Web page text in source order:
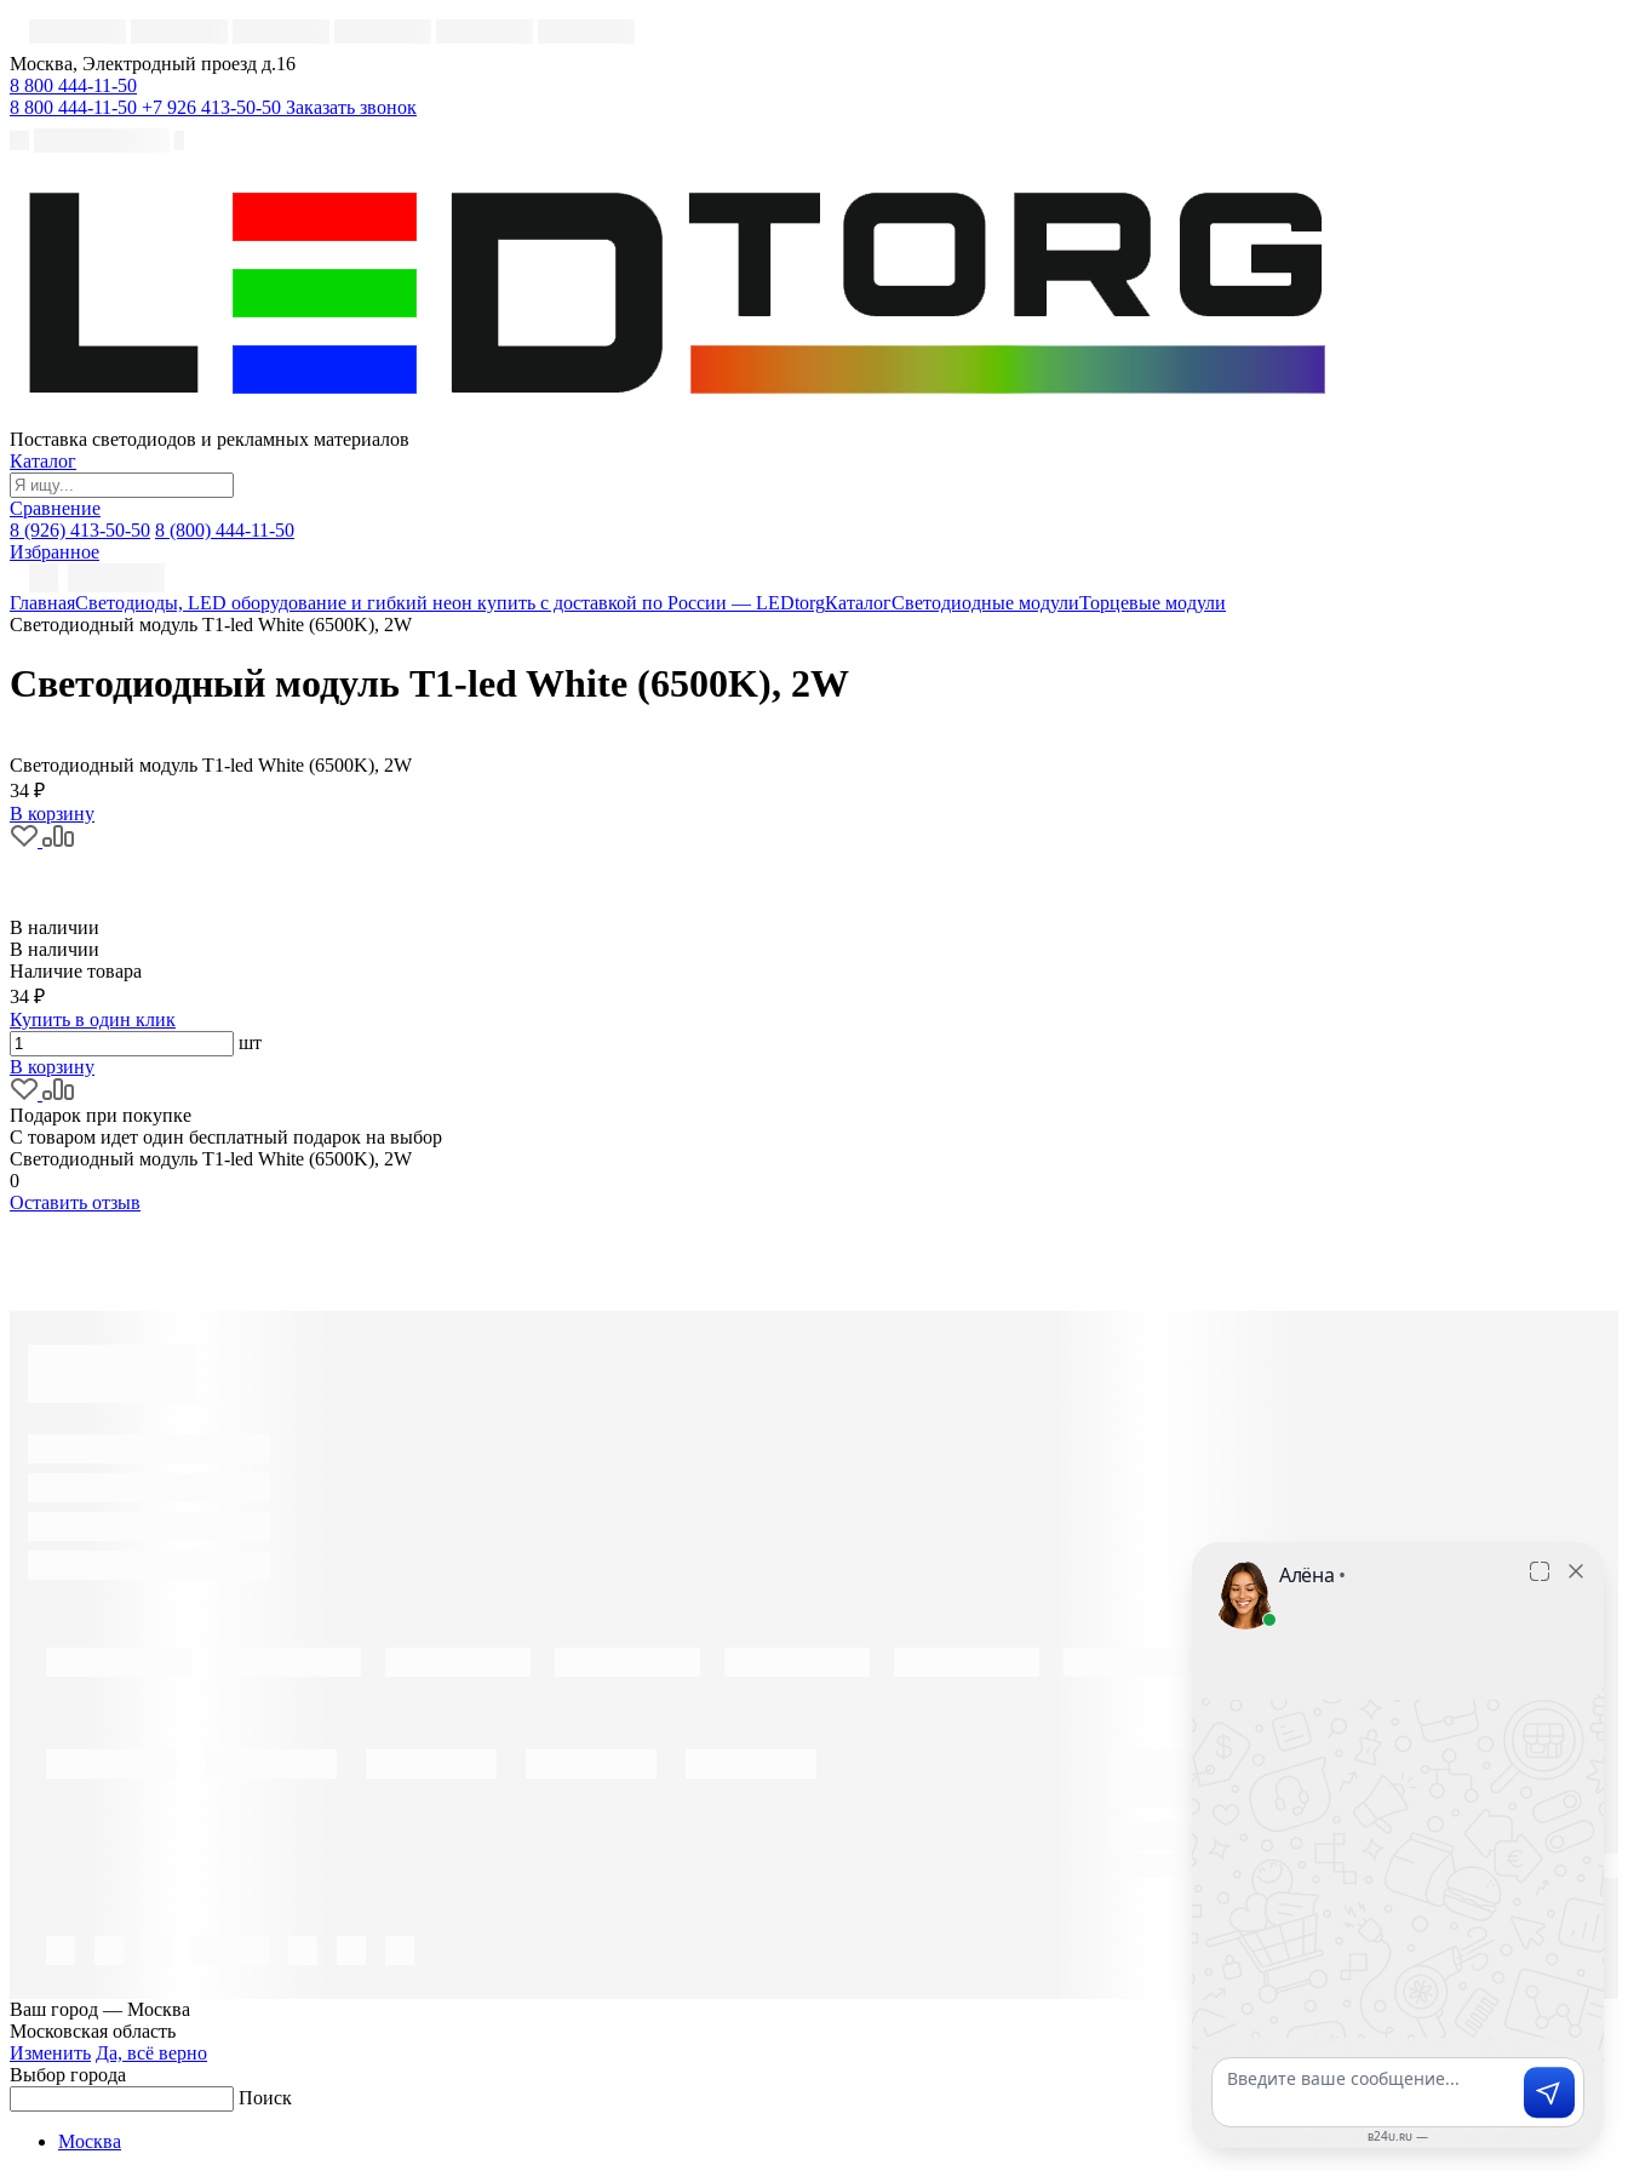
Москва, Электродный проезд д.16
8 800 444-11-50
8 800 444-11-50 +7 926 413-50-50 Заказать звонок
Поставка светодиодов и рекламных материалов
Каталог
Сравнение
8 (926) 413-50-50 8 (800) 444-11-50
Избранное
ГлавнаяСветодиоды, LED оборудование и гибкий неон купить с доставкой по России — LEDtorgКаталогСветодиодные модулиТорцевые модули
Светодиодный модуль T1-led White (6500K), 2W
Светодиодный модуль T1-led White (6500K), 2W
Светодиодный модуль T1-led White (6500K), 2W
34 ₽
В корзину
В наличии
В наличии
Наличие товара
34 ₽
Купить в один клик
шт
В корзину
Подарок при покупке
С товаром идет один бесплатный подарок на выбор
Светодиодный модуль T1-led White (6500K), 2W
0
Оставить отзыв
Ваш город — Москва
Московская область
Изменить Да, всё верно
Выбор города
Поиск
Москва